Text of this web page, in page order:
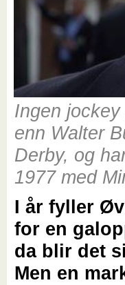
Ingen
enn Walter
Derby, og
1977 med
I år fyller
for en
da blir det
Men en